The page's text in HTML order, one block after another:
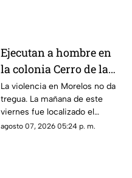
al interior de las unidades.
Ejecutan a hombre en
la colonia Cerro de la
Corona
La violencia en Morelos no da
tregua. La mañana de este
viernes fue localizado el
cuerpo de un hombre con
agosto 07, 2026 05:24 p. m.